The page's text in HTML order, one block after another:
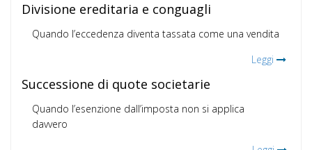
Divisione ereditaria e conguagli
Quando l’eccedenza diventa tassata come una vendita
Leggi
Successione di quote societarie
Quando l’esenzione dall’imposta non si applica
davvero